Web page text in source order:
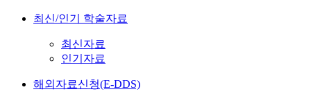
최신/인기 학술자료
최신자료
인기자료
해외자료신청(E-DDS)